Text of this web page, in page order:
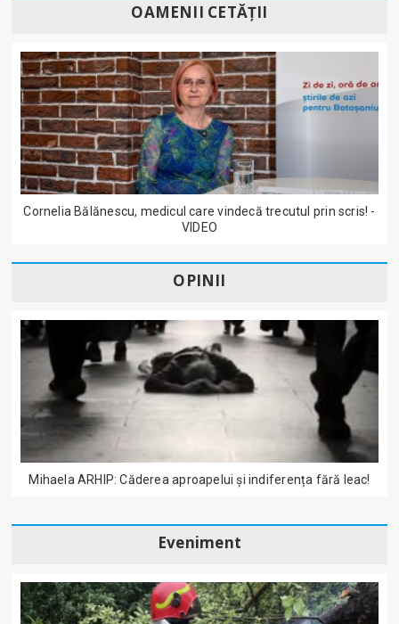
OAMENII CETĂȚII
Cornelia Bălănescu, medicul care vindecă trecutul prin scris! -
VIDEO
OPINII
Mihaela ARHIP: Căderea aproapelui și indiferența fără leac!
Eveniment